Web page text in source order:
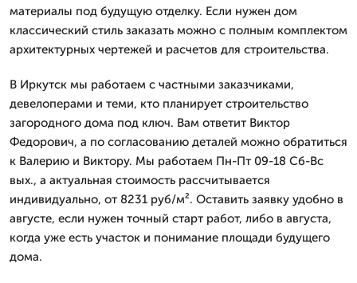
материалы под будущую отделку. Если нужен дом
классический стиль заказать можно с полным комплектом
архитектурных чертежей и расчетов для строительства.
В Иркутск мы работаем с частными заказчиками,
девелоперами и теми, кто планирует строительство
загородного дома под ключ. Вам ответит Виктор
Федорович, а по согласованию деталей можно обратиться
к Валерию и Виктору. Мы работаем Пн-Пт 09-18 Сб-Вс
вых., а актуальная стоимость рассчитывается
индивидуально, от 8231 руб/м². Оставить заявку удобно в
августе, если нужен точный старт работ, либо в августа,
когда уже есть участок и понимание площади будущего
дома.